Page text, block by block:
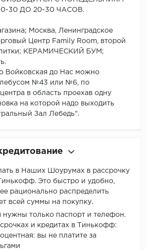
30 ДО 20-30 ЧАСОВ.
Москва, Ленинградское
Центр Family Room, второй
КЕРАМИЧЕСКИЙ БУМ;
Войковская до Нас можно
№43 или №6, по
в область проехав одну
на которой надо выходить
Зал Лебедь".
в Наших Шоурумах в рассрочку
Это быстро и удобно,
рационально распределить
всей суммы на покупку.
только паспорт и телефон.
и кредитах в Тинькофф:
вы не платите за